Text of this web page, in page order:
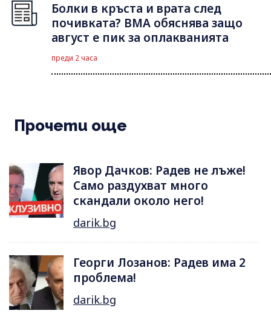
Болки в кръста и врата след
почивката? ВМА обяснява защо
август е пик за оплакванията
преди 2 часа
Прочети още
Явор Дачков: Радев не лъже!
Само раздухват много
скандали около него!
darik.bg
Георги Лозанов: Радев има 2
проблема!
darik.bg